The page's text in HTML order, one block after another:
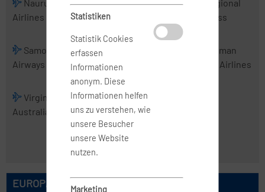
Nauru
Airlines
PNG Air
Real Tonga
Regional
Express
Samoa
Airways
Skytrans
Airlines
Tasman
Cargo Airlines
Virgin
Australia
Virgin
Australia
Regional
Airlines
EUROPÄISCHE AIRLINES
Statistiken
Statistik Cookies
erfassen
Informationen
anonym. Diese
Informationen helfen
uns zu verstehen, wie
unsere Besucher
unsere Website
nutzen.
Marketing